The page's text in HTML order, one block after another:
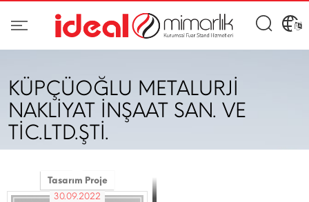
KÜPÇÜOĞLU METALURJİ
NAKLİYAT İNŞAAT SAN. VE
TİC.LTD.ŞTİ.
Tasarım Proje
30.09.2022